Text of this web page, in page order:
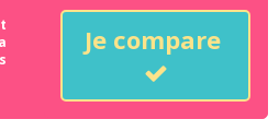
Je compare